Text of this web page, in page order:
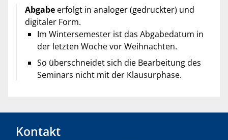
Abgabe erfolgt in analoger (gedruckter) und
digitaler Form.
Im Wintersemester ist das Abgabedatum in
der letzten Woche vor Weihnachten.
So überschneidet sich die Bearbeitung des
Seminars nicht mit der Klausurphase.
Kontakt